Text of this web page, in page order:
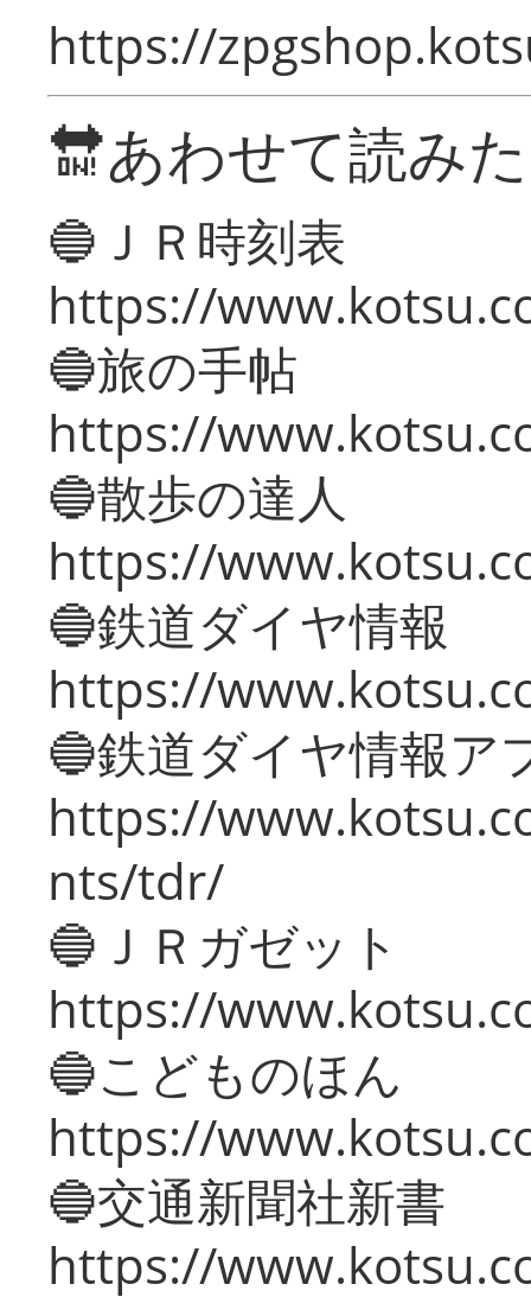
https://
🔛あわせて読み
🔵ＪＲ時刻表
https://
🔵旅の手帖
https://
🔵散歩の達人
https://
🔵鉄道ダイヤ情報
https://
🔵鉄道ダイヤ情報ア
https://
nts/tdr/
🔵ＪＲガゼット
https://
🔵こどものほん
https://
🔵交通新聞社新書
https://